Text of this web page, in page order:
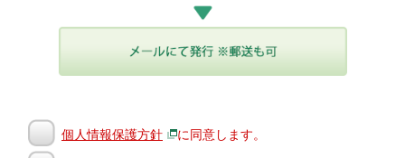
個人情報保護方針 に同意します。